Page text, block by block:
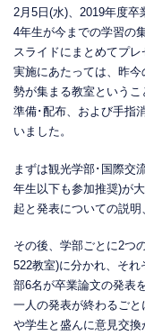
2月5日(水)、2019年度卒
4年生が今までの学習の
スライドにまとめてプレ
実施にあたっては、昨
勢が集まる教室という
準備･配布、および手指
いました。
まずは観光学部･国際交
年生以下も参加推奨)が
起と発表についての説明
その後、学部ごとに2つ
522教室)に分かれ、そ
部6名が卒業論文の発表
一人の発表が終わるご
や学生と盛んに意見交換